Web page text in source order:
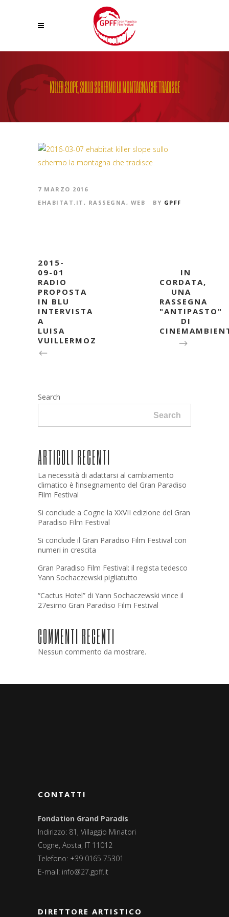
KILLER SLOPE, SULLO SCHERMO LA MONTAGNA CHE TRADISCE
7 MARZO 2016
EHABITAT.IT , RASSEGNA , WEB BY GPFF
2015-
09-01
RADIO
PROPOSTA
IN BLU
INTERVISTA
A
LUISA
VUILLERMOZ
IN
CORDATA,
UNA
RASSEGNA
"ANTIPASTO"
DI
Search
Search
ARTICOLI RECENTI
La necessità di adattarsi al cambiamento
climatico è l’insegnamento del Gran Paradiso
Film Festival
Si conclude a Cogne la XXVII edizione del Gran
Paradiso Film Festival
Si conclude il Gran Paradiso Film Festival con
numeri in crescita
Gran Paradiso Film Festival: il regista tedesco
Yann Sochaczewski pigliatutto
“Cactus Hotel” di Yann Sochaczewski vince il
27esimo Gran Paradiso Film Festival
COMMENTI RECENTI
Nessun commento da mostrare.
CONTATTI
Fondation Grand Paradis
Indirizzo: 81, Villaggio Minatori
Cogne, Aosta, IT 11012
Telefono: +39 0165 75301
E-mail: info@27.gpff.it
DIRETTORE ARTISTICO